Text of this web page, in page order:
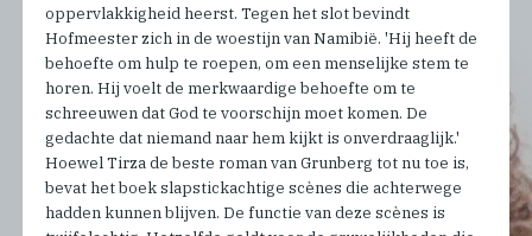
oppervlakkigheid heerst. Tegen het slot bevindt
Hofmeester zich in de woestijn van Namibië. 'Hij heeft de
behoefte om hulp te roepen, om een menselijke stem te
horen. Hij voelt de merkwaardige behoefte om te
schreeuwen dat God te voorschijn moet komen. De
gedachte dat niemand naar hem kijkt is onverdraaglijk.'
Hoewel Tirza de beste roman van Grunberg tot nu toe is,
bevat het boek slapstickachtige scènes die achterwege
hadden kunnen blijven. De functie van deze scènes is